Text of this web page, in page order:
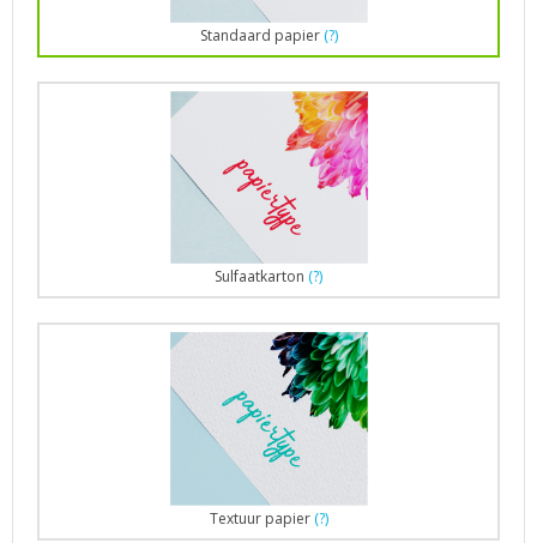
Standaard papier (?)
Sulfaatkarton (?)
Textuur papier (?)